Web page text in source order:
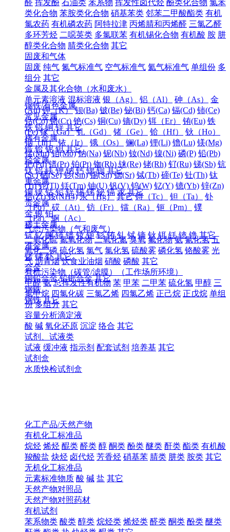
醛 挥发酚 石油类 苯系物 挥发性卤代烃 酚类化合物 氯苯
类化合物 苯胺类化合物 硝基苯类 邻苯二甲酸酯类 有机
氯农药 有机磷农药 阿特拉津 丙烯腈和丙烯醛 三氯乙醛
多环芳烃 二噁英类 多氯联苯 有机锡化合物 有机酸 胺 肼
醇类化合物 腈类化合物 其它
固废和气体
固废 纯气 氮气标准气 空气标准气 氦气标准气 单组份 多
组分 其它
金属及其化合物（水和废水）
单元素溶液 混标溶液 银（Ag） 铝（Al） 砷（As）
金
(Au) 钾（K） 钡(Ba) 铍(Be) 铋(Bi) 钙(Ca) 镉(Cd) 铈(Ce)
钴(Co) 铬(Cr) 铯(Cs) 铜(Cu) 镝(Dy) 铒（Er） 铕(Eu) 铁
(Fe) 镓（Ga） 钆（Gd） 锗（Ge） 铪（Hf）
钬（Ho）
铟（In） 铱（Ir） 锇（Os） 镧(La) 锂(Li) 镥(Lu) 镁(Mg)
锰(Mn) 钼(Mo) 钠(Na) 铌(Nb) 钕(Nd) 镍(Ni) 磷(P) 铅(Pb)
钯(Pd) 镨(Pr) 铂(Pt) 铷(Rb) 铼(Re) 铑(Rh) 钌(Ru) 锑(Sb) 钪
(Sc) 硒(Se) 钐(Sm) 锡(Sn) 锶(Sr) 铽(Tb) 碲(Te) 钍(Th) 钛
(Ti) 铊(Tl) 铥(Tm) 铀(U) 钒(V) 钨(W) 钇(Y) 镱(Yb) 锌(Zn)
锆(Zr) 铵(NH4) 汞（Hg） 其它 锝（Tc） 钽（Ta）
钋
（Po） 砹（At） 钫（Fr） 镭（Ra） 钷（Pm）
镤
（Pa） 锕（Ac）
气态污染物（气和废气）
二氧化硫 氮氧化物 二氧化氮 臭氧 氟化物 氨 氰化氢 五
氧化二磷 硫化氢 氯气 氯化氢 硫酸雾 磷化氢 铬酸雾 光
气 沥青烟 饮食业油烟 硝酸 磷酸 其它
有机污染物（碳管/滤膜）（工作场所环境）
甲醛 氨 总挥发性有机物 苯 甲苯 二甲苯 硫化氢 甲醇 三
氯甲烷 四氯化碳 三氯乙烯 四氯乙烯 正己烷 正戊烷 单组
份 多组分 其它
容量分析滴定液
酸 碱 氧化还原 沉淀 络合 其它
试剂、试液类
试液 缓冲液 指示剂 配套试剂 培养基 其它
试剂盒
水质快检试剂盒
钢铁/有色金属
常见金属
铁 铝 铜 锌 其它
稀有金属
锆 铪 铌 钽 其它
轻金属
钛 铝 镁 钾 钠 钙 锶 钡 其它
重金属
铜 镍 钴 铅 锌 锡 锑 铋 镉 汞 其它
贵金属
金 银 铂
稀土金属
钪 钇 镧 铈 镨 钕 钷 钐 铕 钆 铽 镝 钬 铒 铥 镱 镥 其它
准金属
锗 锑 钋 其它
合金
铜铅合金 铅钯合金 其它
钢铁
钢铁 其它
化工产品/天然产物
有机化工标准品
烷烃 烯烃 醌类 醛类 醇 酮类 酚类 醚类 酐类 酯类 有机酸
羧酸盐 炔烃 卤代烃 芳香烃 硝基苯 腈类 肼类 胺类 其它
无机化工标准品
元素标准物质 酸 碱 盐 其它
天然产物对照品
天然产物对照药材
有机试剂
苯系物类 酸类 醇类 烷烃类 烯烃类 醛类 酮类 酚类 醚类